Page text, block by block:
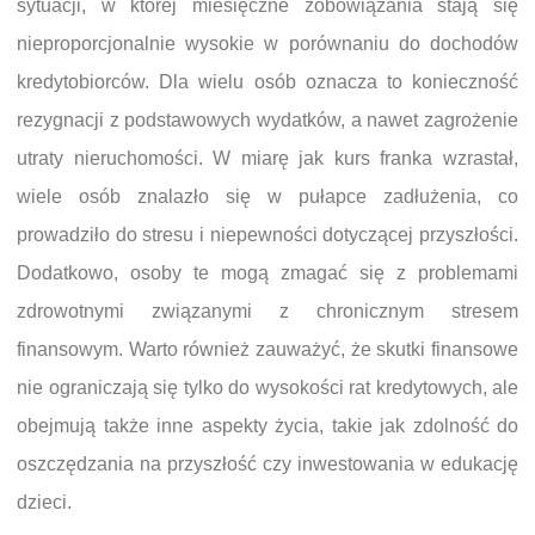
sytuacji, w której miesięczne zobowiązania stają się
nieproporcjonalnie wysokie w porównaniu do dochodów
kredytobiorców. Dla wielu osób oznacza to konieczność
rezygnacji z podstawowych wydatków, a nawet zagrożenie
utraty nieruchomości. W miarę jak kurs franka wzrastał,
wiele osób znalazło się w pułapce zadłużenia, co
prowadziło do stresu i niepewności dotyczącej przyszłości.
Dodatkowo, osoby te mogą zmagać się z problemami
zdrowotnymi związanymi z chronicznym stresem
finansowym. Warto również zauważyć, że skutki finansowe
nie ograniczają się tylko do wysokości rat kredytowych, ale
obejmują także inne aspekty życia, takie jak zdolność do
oszczędzania na przyszłość czy inwestowania w edukację
dzieci.